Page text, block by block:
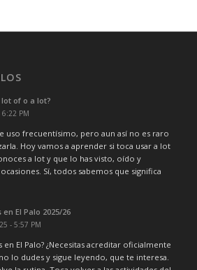
of o a lot?
PM
uso frecuentísimo, pero aun así no es raro
Hoy vamos a aprender si toca usar a lot
a lot y que lo has visto, oído y
Sí, todos sabemos que significa
El Palo 2025/26
- 5:57 PM
El Palo? ¿Necesitas acreditar oficialmente
lo dudes y sigue leyendo, que te interesa.